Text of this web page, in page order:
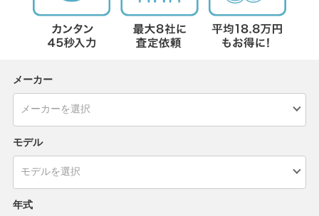
メーカー
モデル
年式